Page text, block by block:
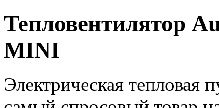
Тепловентилятор
MINI
Электрическая тепловая